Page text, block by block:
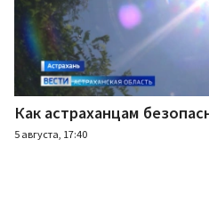
Как астраханцам
5 августа, 17:40